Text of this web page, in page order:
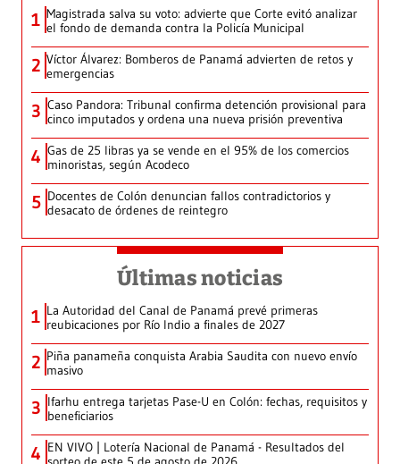
1 Magistrada salva su voto: advierte que Corte evitó analizar
el fondo de demanda contra la Policía Municipal
2 Víctor Álvarez: Bomberos de Panamá advierten de retos y
emergencias
3 Caso Pandora: Tribunal confirma detención provisional para
cinco imputados y ordena una nueva prisión preventiva
4 Gas de 25 libras ya se vende en el 95% de los comercios
minoristas, según Acodeco
5 Docentes de Colón denuncian fallos contradictorios y
desacato de órdenes de reintegro
Últimas noticias
1 La Autoridad del Canal de Panamá prevé primeras
reubicaciones por Río Indio a finales de 2027
2 Piña panameña conquista Arabia Saudita con nuevo envío
masivo
3 Ifarhu entrega tarjetas Pase-U en Colón: fechas, requisitos y
beneficiarios
4 EN VIVO | Lotería Nacional de Panamá - Resultados del